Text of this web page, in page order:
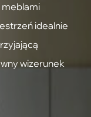
meblami
idealnie
wizerunek